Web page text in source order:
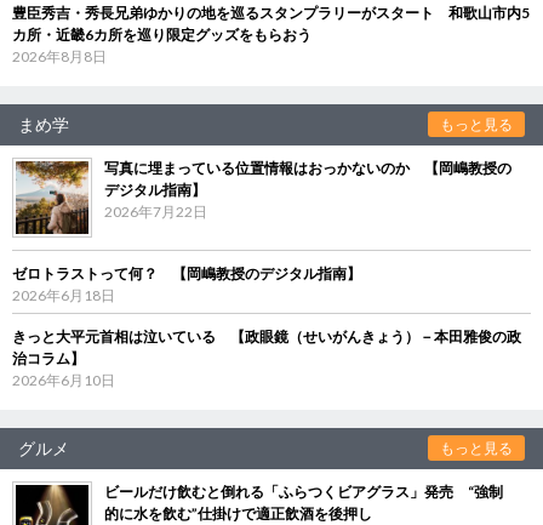
豊臣秀吉・秀長兄弟ゆかりの地を巡るスタンプラリーがスタート 和歌山市内5
カ所・近畿6カ所を巡り限定グッズをもらおう
2026年8月8日
まめ学 もっと見る
写真に埋まっている位置情報はおっかないのか 【岡嶋教授の
デジタル指南】
2026年7月22日
ゼロトラストって何？ 【岡嶋教授のデジタル指南】
2026年6月18日
きっと大平元首相は泣いている 【政眼鏡（せいがんきょう）－本田雅俊の政
治コラム】
2026年6月10日
グルメ もっと見る
ビールだけ飲むと倒れる「ふらつくビアグラス」発売 “強制
的に水を飲む”仕掛けで適正飲酒を後押し